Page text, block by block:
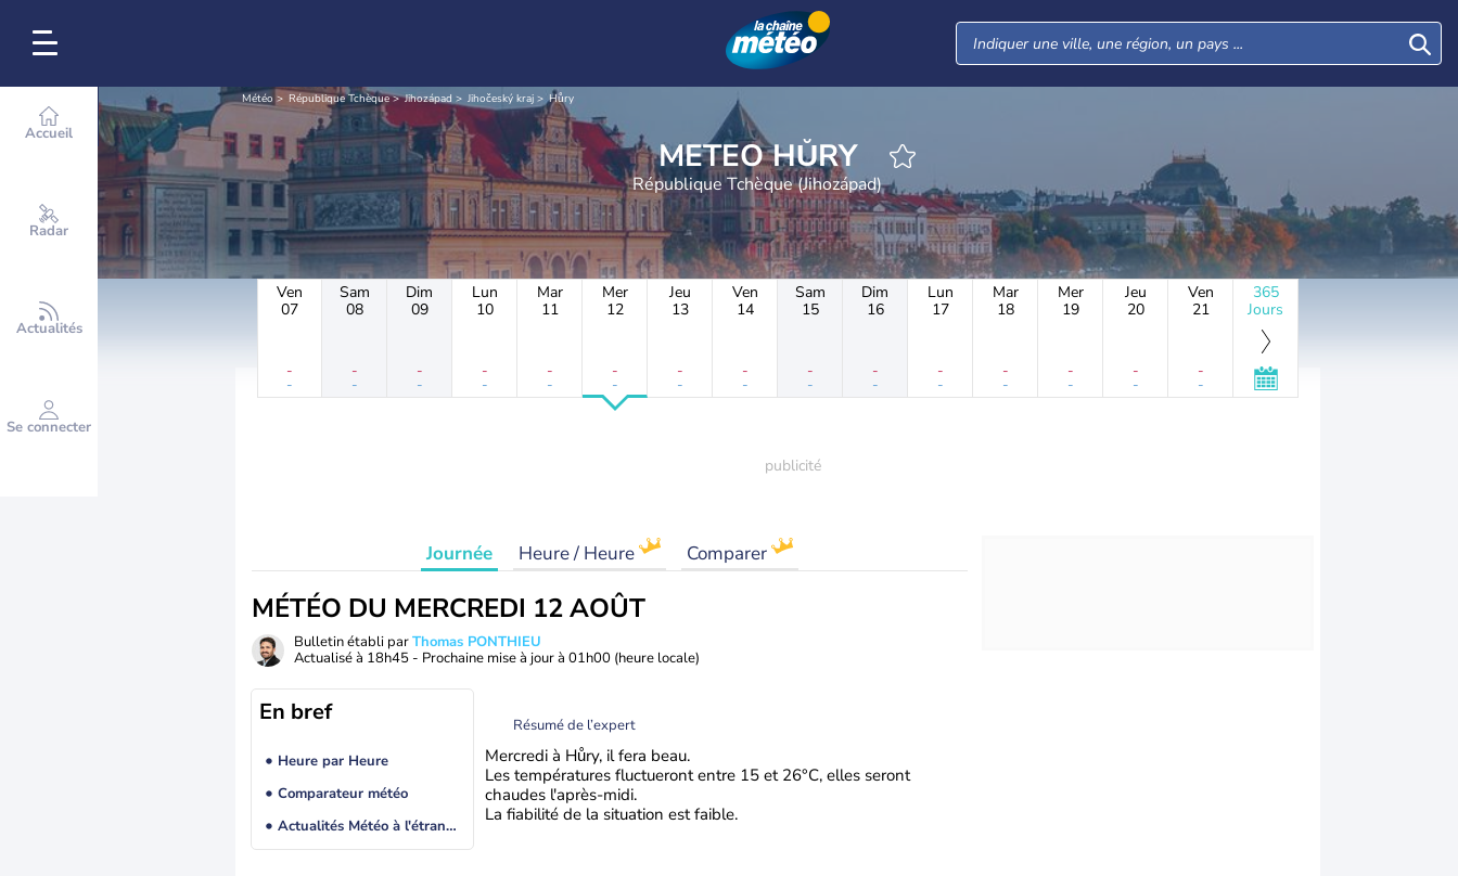
Accueil
Radar
Actualités
Se connecter
Météo République Tchèque Jihozápad Jihočeský kraj Hůry
METEO HŮRY
République Tchèque (Jihozápad)
Ven
07
-
-
Sam
08
-
-
Dim
09
-
-
Lun
10
-
-
Mar
11
-
-
Mer
12
-
-
Jeu
13
-
-
Ven
14
-
-
Sam
15
-
-
Dim
16
-
-
Lun
17
-
-
Mar
18
-
-
Mer
19
-
-
Jeu
20
-
-
Ven
21
-
-
365
Jours
Journée Heure / Heure Comparer
MÉTÉO DU MERCREDI 12 AOÛT
Bulletin établi parThomas PONTHIEU
Actualisé à 18h45 - Prochaine mise à jour à 01h00 (heure locale)
En bref
Heure par Heure
Comparateur météo
Actualités Météo à l'étranger
Résumé de l’expert
Mercredi à Hůry, il fera beau.
Les températures fluctueront entre 15 et 26°C, elles seront
chaudes l'après-midi.
La fiabilité de la situation est faible.